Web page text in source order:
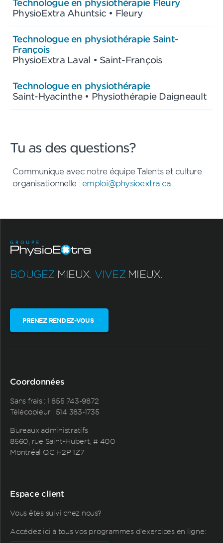
Technologue en physiothérapie Fleury
PhysioExtra Ahuntsic • Fleury
Technologue en physiothérapie Saint-
François
PhysioExtra Laval • Saint-François
Technologue en physiothérapie
Saint-Hyacinthe • Physiothérapie Daigneault
Tu as des questions?
Communique avec notre équipe Talents et culture
organisationnelle : emploi@physioextra.ca
BOUGEZ MIEUX. VIVEZ MIEUX.
PRENEZ RENDEZ-VOUS
Coordonnées
Sans frais : 1 855 743-9872
Télécopieur : 514 383-1735
Bureaux administratifs
8560, rue Saint-Hubert, # 400
Montréal QC H2P 1Z7
Espace client
Vous êtes suivi chez nous?
Accédez ici à tous vos programmes d'exercices en ligne: